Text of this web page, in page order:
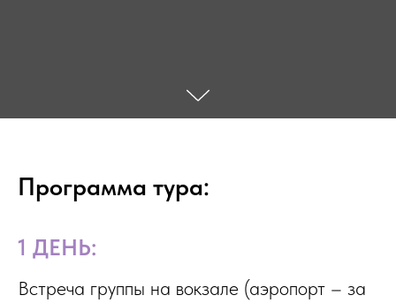
Программа тура:
1 ДЕНЬ:
Встреча группы на вокзале (аэропорт – за